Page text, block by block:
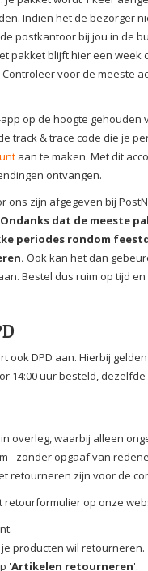
Indien het de bezorger
postkantoor bij jou in de
pakket blijft hier een
voor de meeste
op de hoogte
track & trace code die je
aan te maken. Met dit
ontvangen.
zijn afgegeven bij
Ondanks dat de meeste
periodes rondom
Ook kan het dan
Bestel dus ruim op tijd
DPD aan. Hierbij
14:00 uur besteld,
overleg, waarbij alleen
- zonder opgaaf van
retourneren zijn voor de
op onze
producten wil retourneren.
'Artikelen retourneren'.